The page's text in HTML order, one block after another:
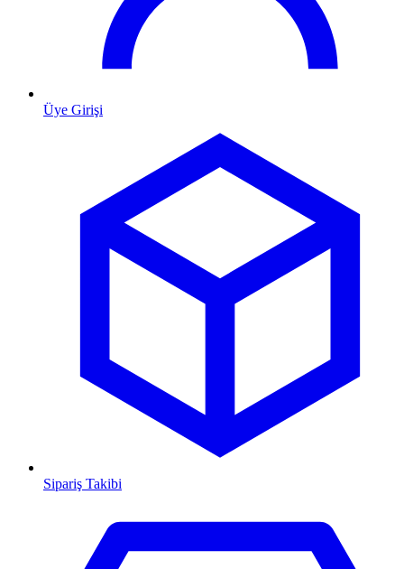
Üye Girişi
Sipariş Takibi